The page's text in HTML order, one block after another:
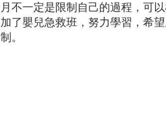
月不一定是限制自己的過程，可
加了嬰兒急救班，努力學習，希
制。